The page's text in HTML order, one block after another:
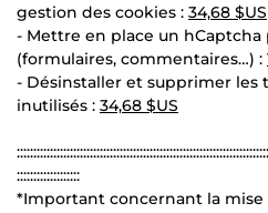
gestion des cookies : 34,68 $US
- Mettre en place un
(formulaires, commentaires…) :
- Désinstaller et supprimer les
inutilisés : 34,68 $US
:::::::::::::::::::
*Important concernant la mise